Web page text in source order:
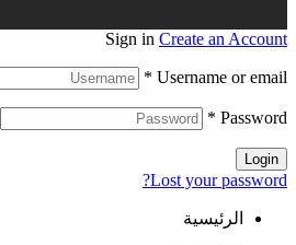
Sign in Create an Account
Username or email
*
Password
*
Login
Lost your password?
الرئيسية